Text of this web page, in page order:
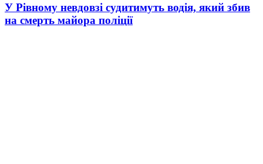
У Рівному невдовзі судитимуть водія, який збив
на смерть майора поліції